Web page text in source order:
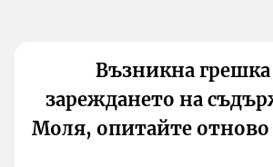
Възникна
зареждането на
Моля, опитайте